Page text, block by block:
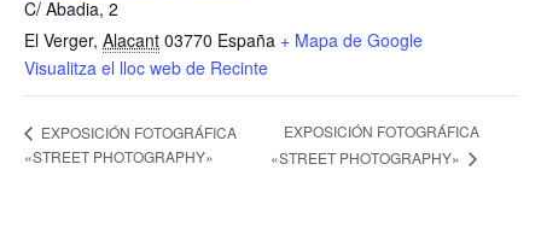
C/ Abadia, 2
El Verger, Alacant 03770 España + Mapa de Google
Visualitza el lloc web de Recinte
EXPOSICIÓN FOTOGRÁFICA
«STREET PHOTOGRAPHY»
EXPOSICIÓN FOTOGRÁFICA
«STREET PHOTOGRAPHY»